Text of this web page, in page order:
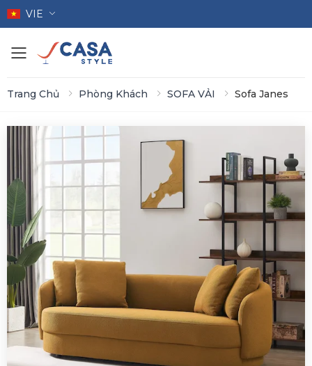
VIE
Toggle mobile menu
Trang Chủ Phòng Khách SOFA VẢI Sofa Janes